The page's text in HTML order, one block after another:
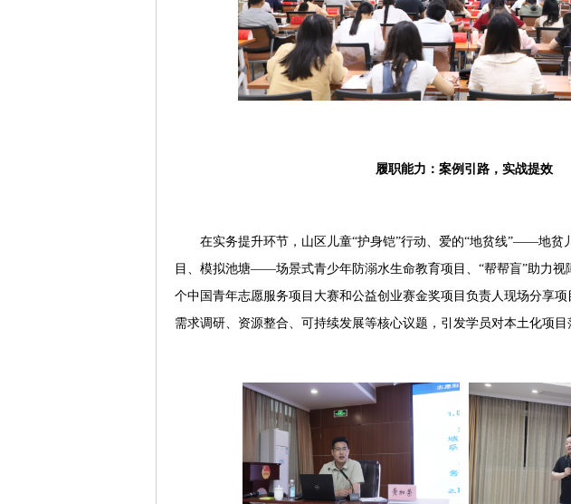
履职能力：案例引路，实战提效
在实务提升环节，山区儿童“护身铠”行动、爱的“地贫线”——地贫
目、模拟池塘——场景式青少年防溺水生命教育项目、“帮帮盲”助力视
个中国青年志愿服务项目大赛和公益创业赛金奖项目负责人现场分享
需求调研、资源整合、可持续发展等核心议题，引发学员对本土化项目